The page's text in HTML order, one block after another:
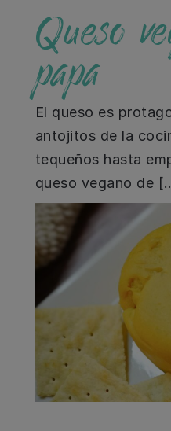
Queso
papa
El queso es
antojitos de la
tequeños hasta
queso vegano de